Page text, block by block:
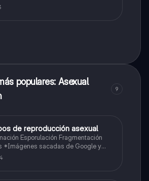
populares: Asexual
9
de reproducción asexual